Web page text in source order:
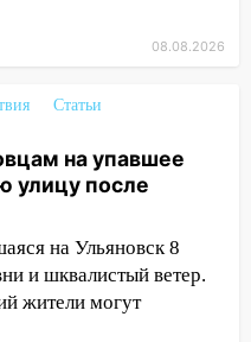
ломать город:
обманули
ульяновцам на
улицу
со
08.08.2026
Статьи
на упавшее
улицу после
на Ульяновск 8
и шквалистый ветер.
жители могут